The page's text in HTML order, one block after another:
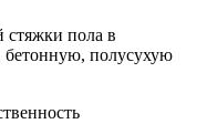
стяжки пола в
полусухую